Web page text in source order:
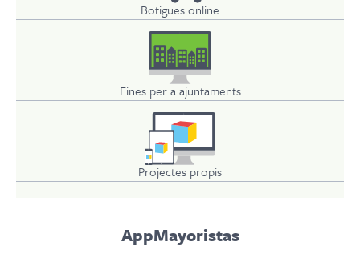
Botigues online
Eines per a ajuntaments
Projectes propis
AppMayoristas